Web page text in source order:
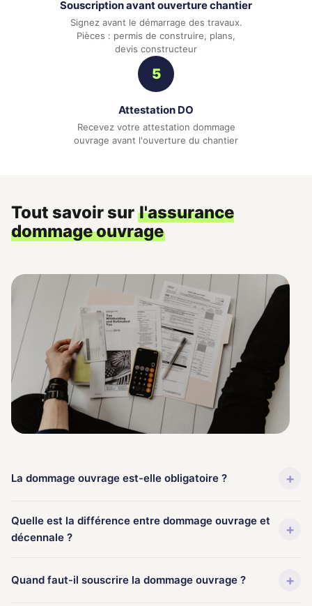
Souscription avant ouverture chantier
Signez avant le démarrage des travaux.
Pièces : permis de construire, plans,
devis constructeur
5
Attestation DO
Recevez votre attestation dommage
ouvrage avant l'ouverture du chantier
Tout savoir sur l'assurance
dommage ouvrage
La dommage ouvrage est-elle obligatoire ? +
Quelle est la différence entre dommage ouvrage et
décennale ?
+
Quand faut-il souscrire la dommage ouvrage ? +